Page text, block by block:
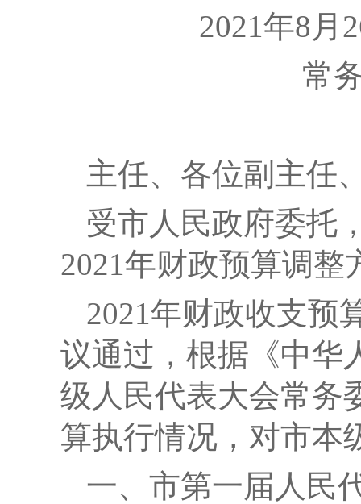
2021年8月
常
主任、各位副主任
受市人民政府委托
2021年财政预算调
2021年财政收支预
议通过，根据《中华
级人民代表大会常务
算执行情况，对市本
一、市第一届人民